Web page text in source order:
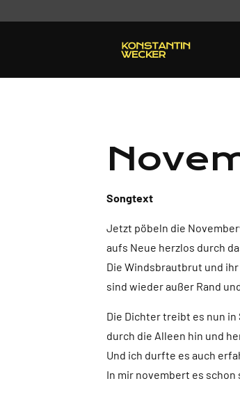
Songtext
Jetzt pöbeln die
aufs Neue herzlos durch
Die Windsbrautbrut und ihr
sind wieder außer Rand
Die Dichter treibt es nun in
durch die Alleen hin und
Und ich durfte es auch
In mir novembert es schon